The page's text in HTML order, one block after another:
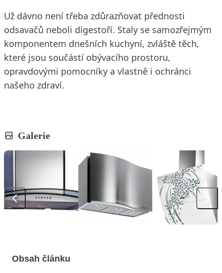
Už dávno není třeba zdůrazňovat přednosti
odsavačů neboli digestoří. Staly se samozřejmým
komponentem dnešních kuchyní, zvláště těch,
které jsou součástí obývacího prostoru,
opravdovými pomocníky a vlastně i ochránci
našeho zdraví.
Galerie
Obsah článku